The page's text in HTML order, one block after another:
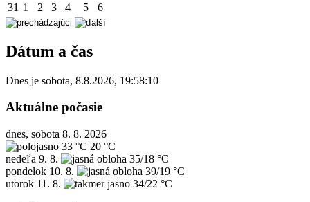
31 1 2 3 4 5 6
Dátum a čas
Dnes je sobota, 8.8.2026, 19:58:10
Aktuálne počasie
dnes, sobota 8. 8. 2026
33 °C 20 °C
nedeľa 9. 8.
35/18 °C
pondelok 10. 8.
39/19 °C
utorok 11. 8. 34/22 °C